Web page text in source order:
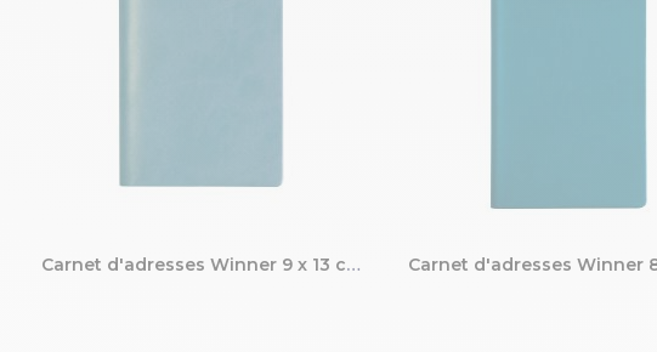
Carnet d'adresses Winner 9 x 13 cm